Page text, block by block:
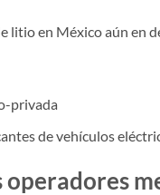
litio en México aún en
privada
de vehículos
operadores